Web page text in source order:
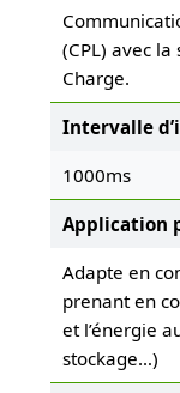
(CPL) avec
Charge.
Intervalle
1000ms
Application
Adapte en
prenant en
et l’énergie
stockage…)